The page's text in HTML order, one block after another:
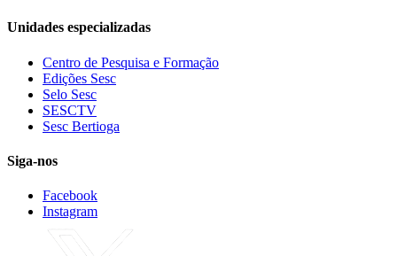
Unidades especializadas
Centro de Pesquisa e Formação
Edições Sesc
Selo Sesc
SESCTV
Sesc Bertioga
Siga-nos
Facebook
Instagram